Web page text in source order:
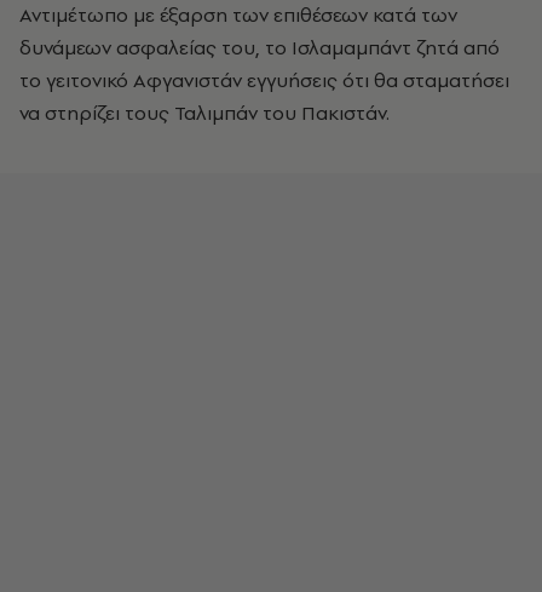
Αντιμέτωπο με έξαρση των επιθέσεων κατά των
δυνάμεων ασφαλείας του, το Ισλαμαμπάντ ζητά από
το γειτονικό Αφγανιστάν εγγυήσεις ότι θα σταματήσει
να στηρίζει τους Ταλιμπάν του Πακιστάν.